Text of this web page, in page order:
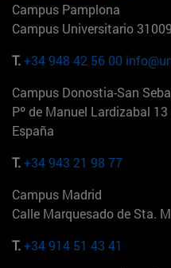
Campus Pamplona
Campus Universitario
T.+34 948 42 56 00
Campus Donostia-San
Pº de Manuel Lardizabal
España
T.+34 943 21 98 77
Campus Madrid
Calle Marquesado de Sta.
T.+34 914 51 43 41